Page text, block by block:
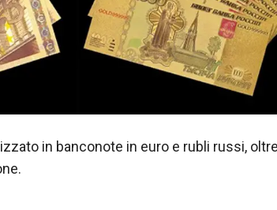
in banconote in euro e rubli russi,